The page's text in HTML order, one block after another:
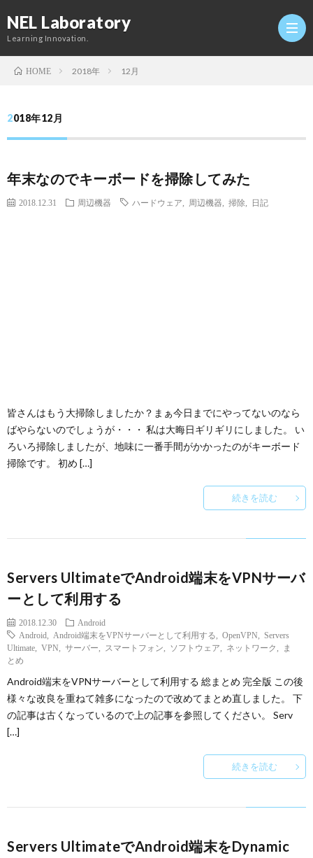
NEL Laboratory
Learning Innovation.
研
HOME 2018年 12月
2018年12月
年末なのでキーボードを掃除してみた
2018.12.31 周辺機器 ハードウェア 周辺機器 掃除 日記
皆さんはもう大掃除しましたか？まぁ今日までにやってないのなら
ばやらないのでしょうが・・・ 私は大晦日ギリギリにしました。 い
ろいろ掃除しましたが、地味に一番手間がかかったのがキーボード
掃除です。 初め […]
続きを読む
Servers UltimateでAndroid端末をVPNサーバ
ーとして利用する
2018.12.30
Android
Android
Android端末をVPNサーバーとして利用する OpenVPN
Servers
Ultimate
VPN サーバー スマートフォン ソフトウェア ネットワーク
ま
とめ
Android端末をVPNサーバーとして利用する 総まとめ 完全版 この後
様々な改良を重ねて雑多になったので改めてまとめ直しました。 下
の記事は古くなっているので上の記事を参照してください。 Serv
[…]
続きを読む
Servers UltimateでAndroid端末をDynamic